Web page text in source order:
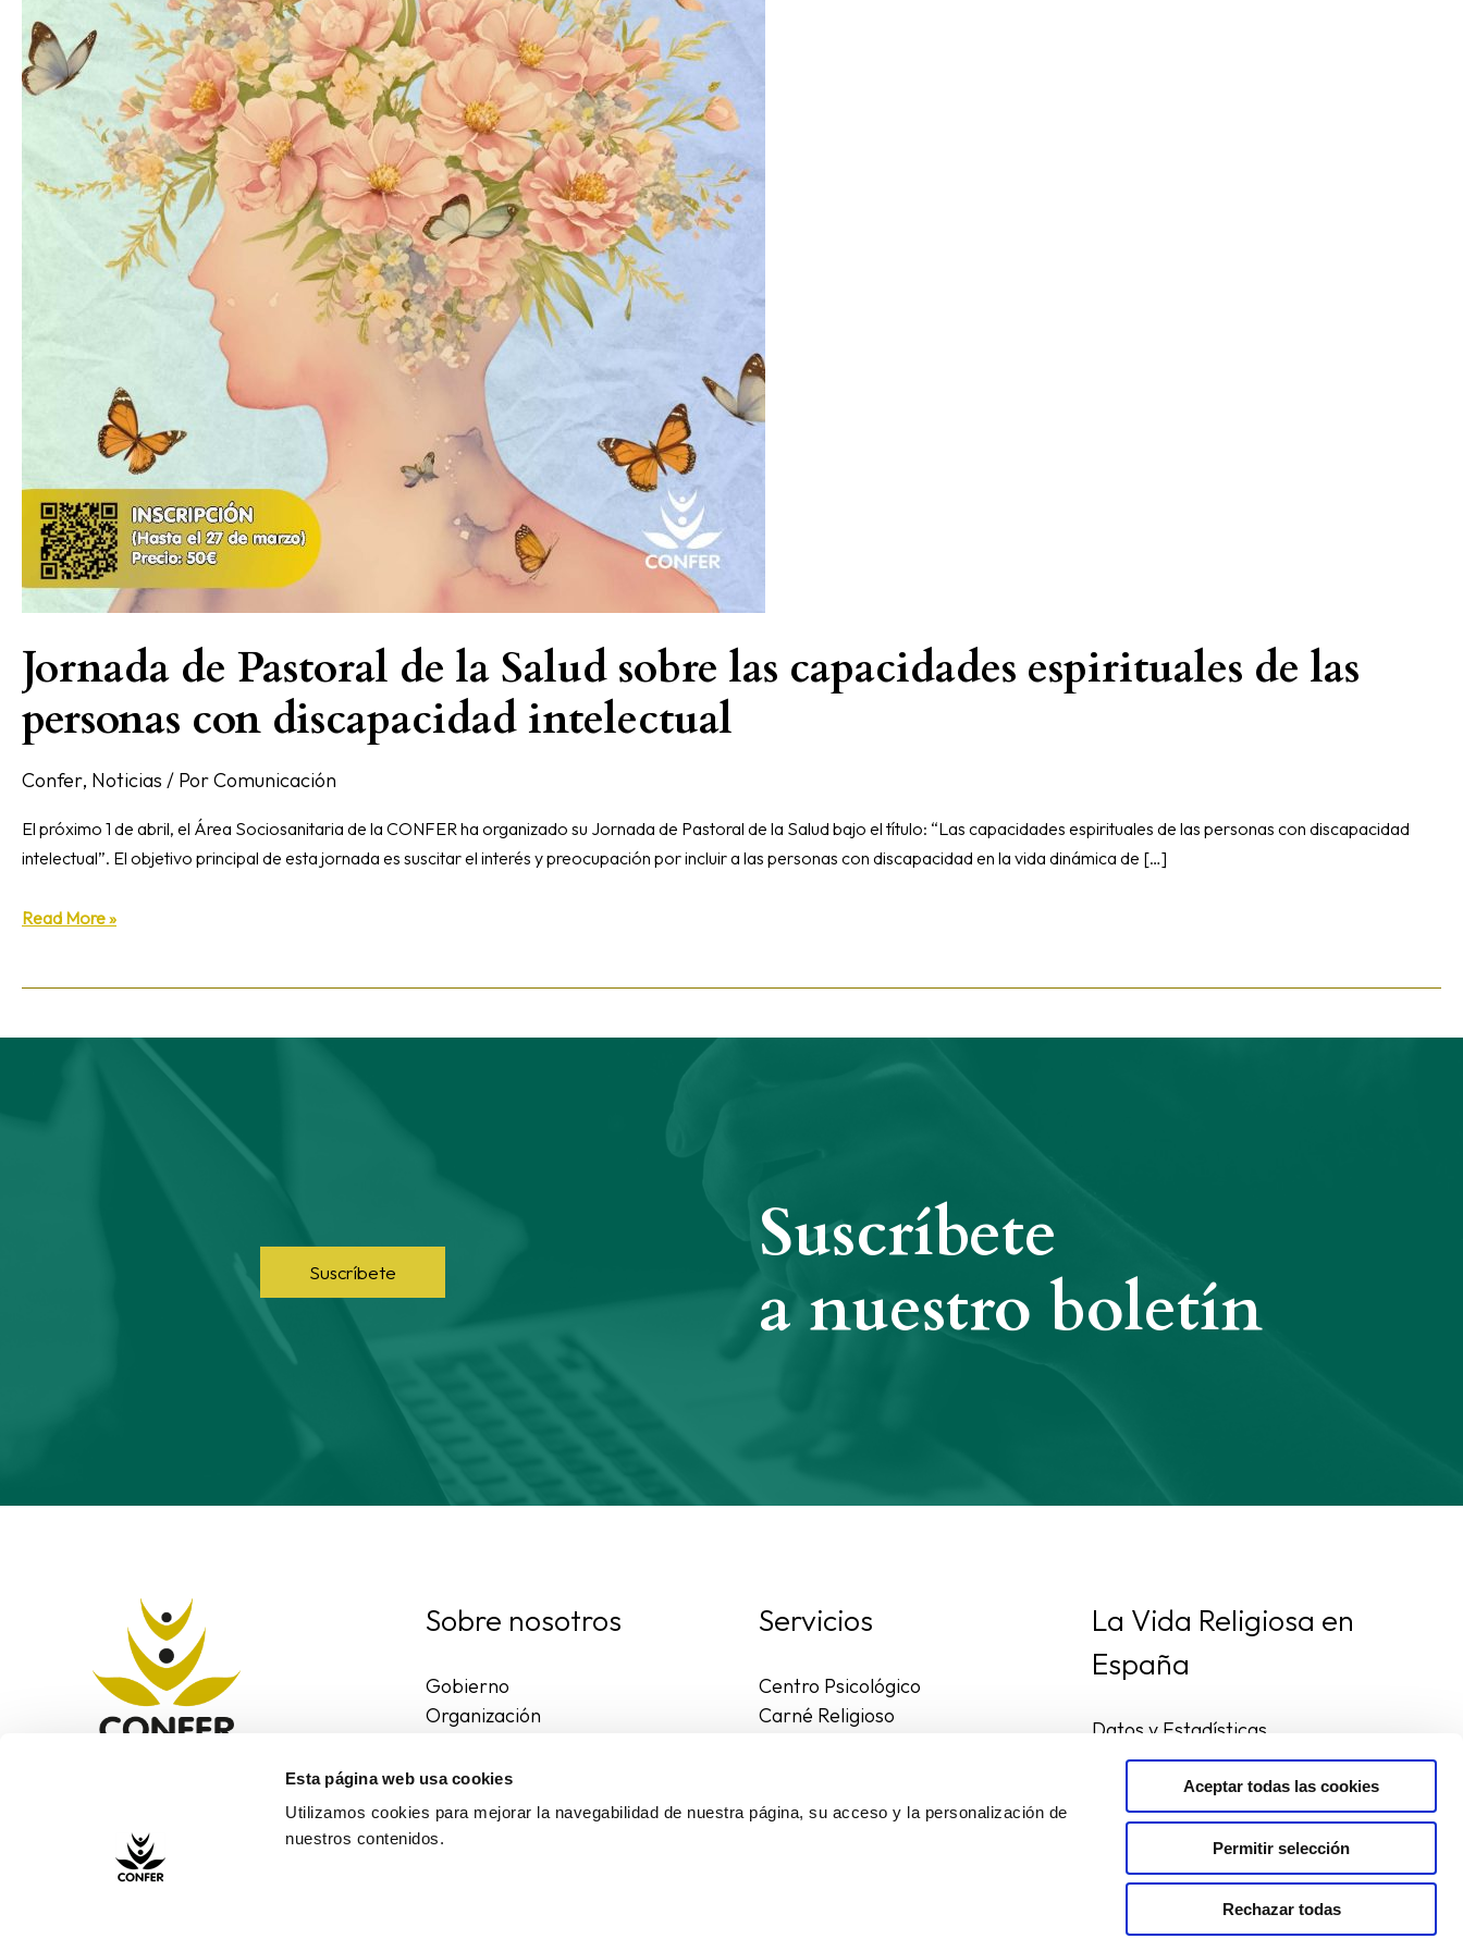
Esta página web usa cookies
Utilizamos cookies para mejorar la navegabilidad de nuestra página, su acceso y la personalización de
nuestros contenidos.
Aceptar todas las cookies
Permitir selección
Rechazar todas
Jornada de Pastoral de la Salud sobre las capacidades espirituales de las
personas con discapacidad intelectual
Confer, Noticias / PorComunicación
El próximo 1 de abril, el Área Sociosanitaria de la CONFER ha organizado su Jornada de Pastoral de la Salud bajo el título: “Las capacidades espirituales de las personas con discapacidad
intelectual”. El objetivo principal de esta jornada es suscitar el interés y preocupación por incluir a las personas con discapacidad en la vida dinámica de […]
Read More »
Suscríbete
Suscríbete
a nuestro boletín
Sobre nosotros
Gobierno
Organización
Entornos seguros
Contacto
Servicios
Centro Psicológico
Carné Religioso
Actividades
La Vida Religiosa en
España
Datos y Estadísticas
Preguntas frecuentes
Mapa de congregaciones